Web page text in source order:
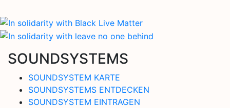
SOUNDSYSTEMS
SOUNDSYSTEM KARTE
SOUNDSYSTEMS ENTDECKEN
SOUNDSYSTEM EINTRAGEN